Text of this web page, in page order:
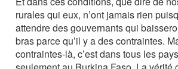
rurales qui eux, n’ont jamais rien
attendre des gouvernants qui
bras parce qu’il y a des contraintes.
contraintes-là, c’est dans tous les